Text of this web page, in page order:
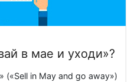
в мае и уходи»?
(«Sell in May and go away»)